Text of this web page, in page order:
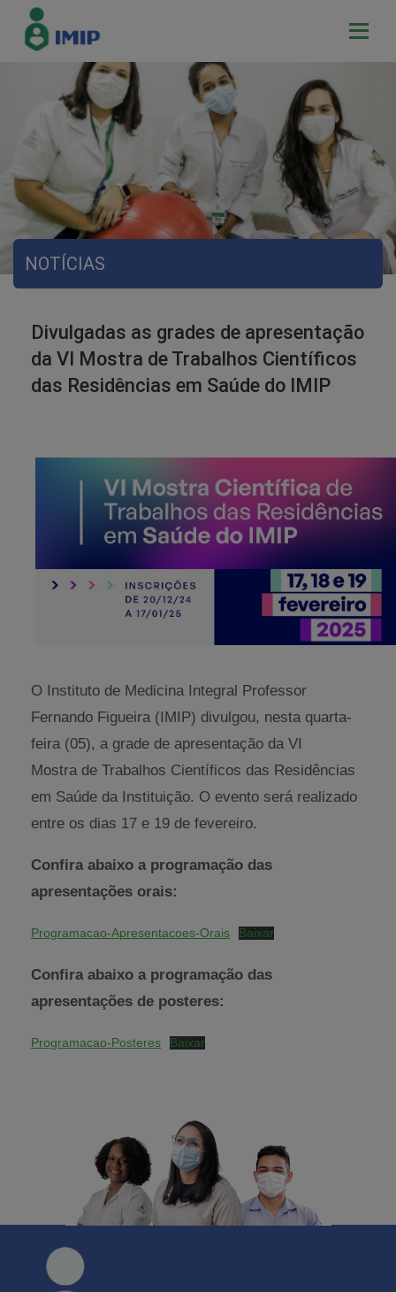
NOTÍCIAS
Divulgadas as grades de apresentação
da VI Mostra de Trabalhos Científicos
das Residências em Saúde do IMIP
O Instituto de Medicina Integral Professor
Fernando Figueira (IMIP) divulgou, nesta quarta-
feira (05), a grade de apresentação da VI
Mostra de Trabalhos Científicos das Residências
em Saúde da Instituição. O evento será realizado
entre os dias 17 e 19 de fevereiro.
Confira abaixo a programação das
apresentações orais:
Programacao-Apresentacoes-Orais Baixar
Confira abaixo a programação das
apresentações de posteres:
Programacao-Posteres Baixar